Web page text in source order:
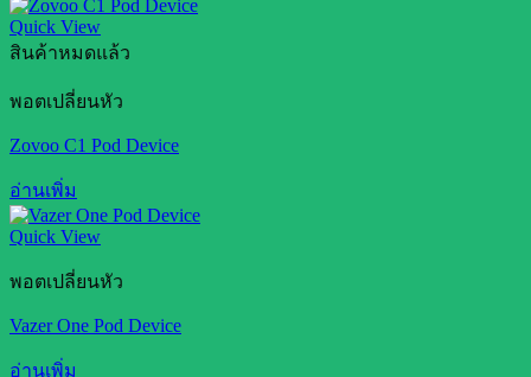
Quick View
สินค้าหมดแล้ว
พอตเปลี่ยนหัว
Zovoo C1 Pod Device
อ่านเพิ่ม
Quick View
พอตเปลี่ยนหัว
Vazer One Pod Device
อ่านเพิ่ม